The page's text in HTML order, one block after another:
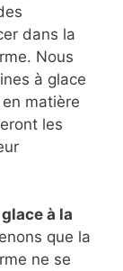
dans la
Nous
à glace
matière
les
à la
que la
ne se